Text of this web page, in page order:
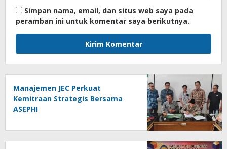
Simpan nama, email, dan situs web saya pada
peramban ini untuk komentar saya berikutnya.
Manajemen JEC Perkuat
Kemitraan Strategis Bersama
ASEPHI